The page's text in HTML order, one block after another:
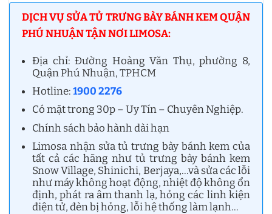
DỊCH VỤ SỬA TỦ TRƯNG BÀY BÁNH KEM QUẬN
PHÚ NHUẬN TẬN NƠI LIMOSA:
Địa chỉ: Đường Hoàng Văn Thụ, phường 8,
Quận Phú Nhuận, TPHCM
Hotline:1900 2276
Có mặt trong 30p – Uy Tín – Chuyên Nghiệp.
Chính sách bảo hành dài hạn
Limosa nhận sửa tủ trưng bày bánh kem của
tất cả các hãng như tủ trưng bày bánh kem
Snow Village, Shinichi, Berjaya,…và sửa các lỗi
như máy không hoạt động, nhiệt độ không ổn
định, phát ra âm thanh lạ, hỏng các linh kiện
điện tử, đèn bị hỏng, lỗi hệ thống làm lạnh…